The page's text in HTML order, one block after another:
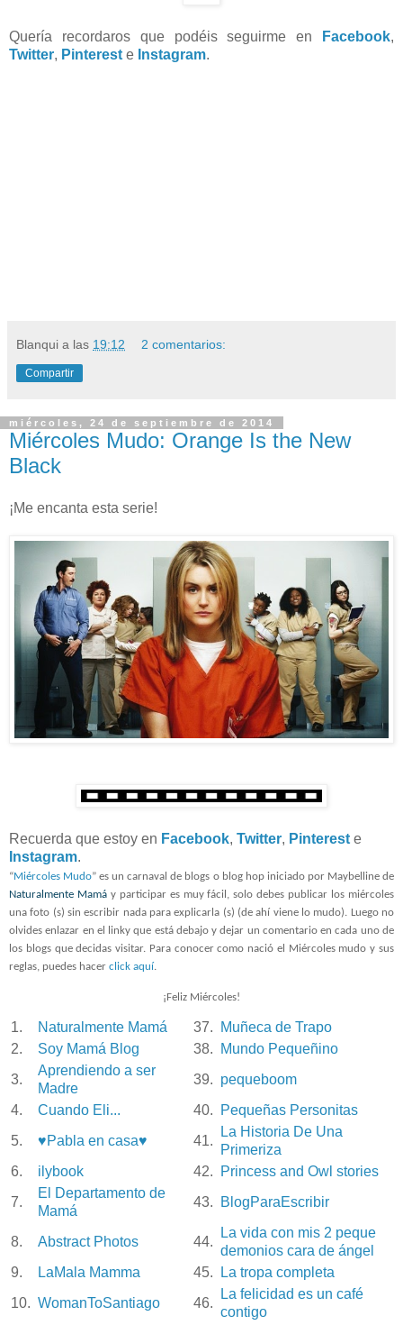
Quería recordaros que podéis seguirme en Facebook,
Twitter, Pinterest e Instagram.
Blanqui a las 19:12 2 comentarios:
Compartir
miércoles, 24 de septiembre de 2014
Miércoles Mudo: Orange Is the New
Black
¡Me encanta esta serie!
Recuerda que estoy en Facebook, Twitter, Pintereste
Instagram.
“Miércoles Mudo” es un carnaval de blogs o blog hop iniciado por Maybelline de
Naturalmente Mamáy participar es muy fácil, solo debes publicar los miércoles
una foto (s) sin escribir nada para explicarla (s) (de ahí viene lo mudo). Luego no
olvides enlazar en el linky que está debajo y dejar un comentario en cada uno de
los blogs que decidas visitar. Para conocer como nació el Miércoles mudo y sus
reglas, puedes hacer click aquí.
¡Feliz Miércoles!
1. Naturalmente Mamá 37.
Muñeca de Trapo
2.
Soy Mamá Blog 38.
Mundo Pequeñino
3.
Aprendiendo a ser
Madre
39. pequeboom
4.
Cuando Eli... 40.
Pequeñas Personitas
5.
♥Pabla en casa♥ 41.
La Historia De Una
Primeriza
6.
ilybook 42.
Princess and Owl stories
7.
El Departamento de
Mamá
43. BlogParaEscribir
8. Abstract Photos 44.
La vida con mis 2 peque
demonios cara de ángel
9.
LaMala Mamma 45.
La tropa completa
10. WomanToSantiago 46.
La felicidad es un café
contigo